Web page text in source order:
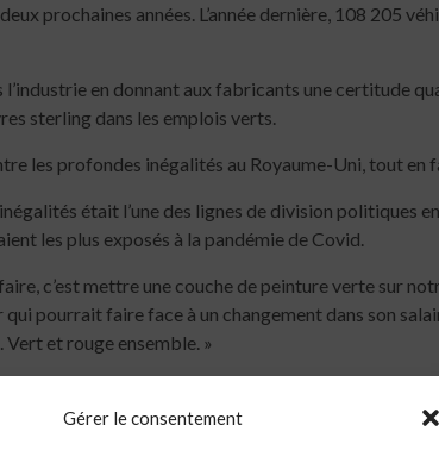
Gérer le consentement
prochaines années. L’année dernière, 108 205
en donnant aux fabricants une certitude
sterling dans les emplois verts.
les profondes inégalités au Royaume-Uni, tout en
était l’une des lignes de division politiques
les plus exposés à la pandémie de Covid.
c’est mettre une couche de peinture verte sur
pourrait faire face à un changement dans son
et rouge ensemble. »
cause de l’environnementalisme qu’il l’était
une phrase depuis s’appropriée par les